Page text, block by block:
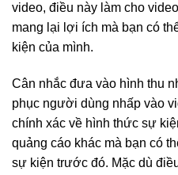
video, điều này làm cho
mang lại lợi ích mà bạn có
kiện của mình.
Cân nhắc đưa vào hình thu
phục người dùng nhấp vào
chính xác về hình thức sự
quảng cáo khác mà bạn có
sự kiện trước đó. Mặc dù